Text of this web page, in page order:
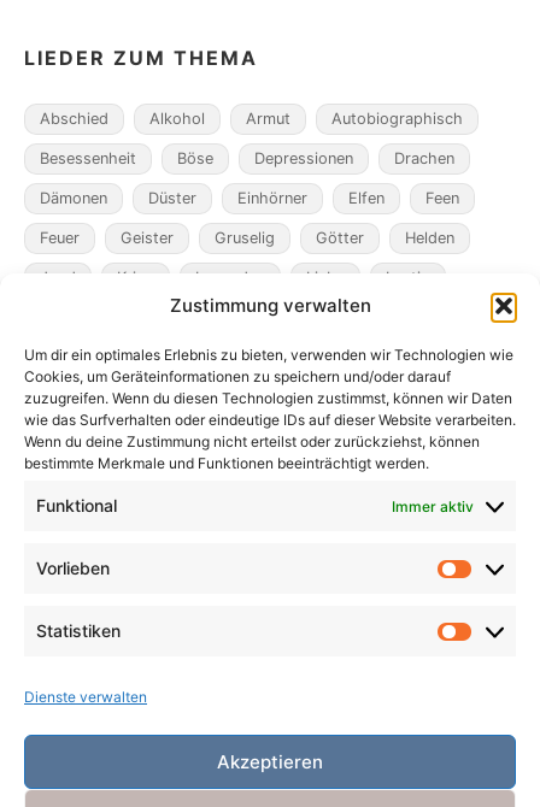
Zustimmung verwalten
Um dir ein optimales Erlebnis zu bieten, verwenden wir Technologien wie
Cookies, um Geräteinformationen zu speichern und/oder darauf
zuzugreifen. Wenn du diesen Technologien zustimmst, können wir Daten
wie das Surfverhalten oder eindeutige IDs auf dieser Website verarbeiten.
Wenn du deine Zustimmung nicht erteilst oder zurückziehst, können
bestimmte Merkmale und Funktionen beeinträchtigt werden.
Funktional Immer aktiv
Vorlieben
Statistiken
Dienste verwalten
Akzeptieren
LIEDER ZUM THEMA
Abschied Alkohol Armut Autobiographisch
Besessenheit Böse Depressionen Drachen
Dämonen Düster Einhörner Elfen Feen
Feuer Geister Gruselig Götter Helden
Jagd Krieg Legenden Liebe Lustig
Metamorphosen Mord Pakte
Pandemie Pest Rache Rollenspiel Roman
Räuber Satire Schiffe Schräg Tiere
Tod Traum Verlust Verwechselte Identität